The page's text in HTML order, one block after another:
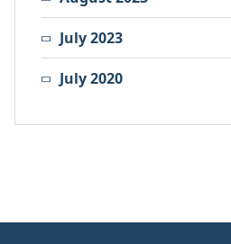
July 2023
July 2020